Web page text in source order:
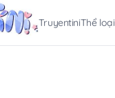
TruyentiniThể loại